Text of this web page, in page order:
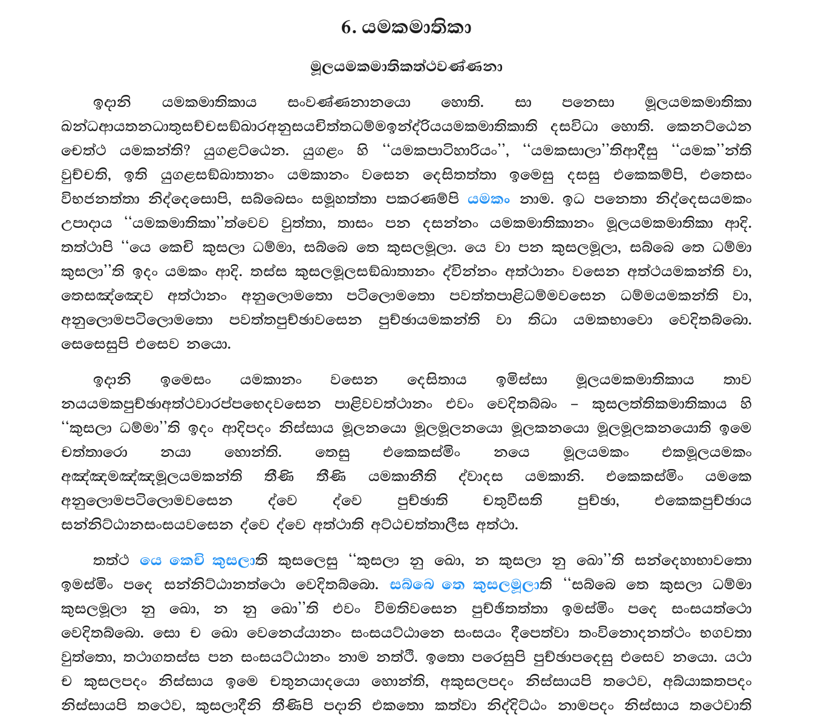
6. යමකමාතිකා
මූලයමකමාතිකත්ථවණ්ණනා
ඉදානි යමකමාතිකාය සංවණ්ණනානයො හොති. සා පනෙසා මූලයමකමාතිකා
ඛන්ධආයතනධාතුසච්චසඞ්ඛාරඅනුසයචිත්තධම්මඉන්ද්රියයමකමාතිකාති දසවිධා හොති. කෙනට්ඨෙන
චෙත්ථ යමකන්ති? යුගළට්ඨෙන. යුගළං හි ‘‘යමකපාටිහාරියං’’, ‘‘යමකසාලා’’තිආදීසු ‘‘යමක’’න්ති
වුච්චති, ඉති යුගළසඞ්ඛාතානං යමකානං වසෙන දෙසිතත්තා ඉමෙසු දසසු එකෙකම්පි, එතෙසං
විභජනත්තා නිද්දෙසොපි, සබ්බෙසං සමූහත්තා පකරණම්පියමකං නාම. ඉධ පනෙතා නිද්දෙසයමකං
උපාදාය ‘‘යමකමාතිකා’’ත්වෙව වුත්තා, තාසං පන දසන්නං යමකමාතිකානං මූලයමකමාතිකා ආදි.
තත්ථාපි ‘‘යෙ කෙචි කුසලා ධම්මා, සබ්බෙ තෙ කුසලමූලා. යෙ වා පන කුසලමූලා, සබ්බෙ තෙ ධම්මා
කුසලා’’ති ඉදං යමකං ආදි. තස්ස කුසලමූලසඞ්ඛාතානං ද්වින්නං අත්ථානං වසෙන අත්ථයමකන්ති වා,
තෙසඤ්ඤෙව අත්ථානං අනුලොමතො පටිලොමතො පවත්තපාළිධම්මවසෙන ධම්මයමකන්ති වා,
අනුලොමපටිලොමතො පවත්තපුච්ඡාවසෙන පුච්ඡායමකන්ති වා තිධා යමකභාවො වෙදිතබ්බො.
සෙසෙසුපි එසෙව නයො.
ඉදානි ඉමෙසං යමකානං වසෙන දෙසිතාය ඉමිස්සා මූලයමකමාතිකාය තාව
නයයමකපුච්ඡාඅත්ථවාරප්පභෙදවසෙන පාළිවවත්ථානං එවං වෙදිතබ්බං – කුසලත්තිකමාතිකාය හි
‘‘කුසලා ධම්මා’’ති ඉදං ආදිපදං නිස්සාය මූලනයො මූලමූලනයො මූලකනයො මූලමූලකනයොති ඉමෙ
චත්තාරො නයා හොන්ති. තෙසු එකෙකස්මිං නයෙ මූලයමකං එකමූලයමකං
අඤ්ඤමඤ්ඤමූලයමකන්ති තීණි තීණි යමකානීතිද්වාදස යමකානි. එකෙකස්මිං යමකෙ
අනුලොමපටිලොමවසෙන ද්වෙ ද්වෙ පුච්ඡාති චතුවීසති පුච්ඡා, එකෙකපුච්ඡාය
සන්නිට්ඨානසංසයවසෙන ද්වෙ ද්වෙ අත්ථාති අට්ඨචත්තාලීස අත්ථා.
තත්ථ යෙ කෙචි කුසලාති කුසලෙසු ‘‘කුසලා නු ඛො, න කුසලා නු ඛො’’ති සන්දෙහාභාවතො
ඉමස්මිං පදෙ සන්නිට්ඨානත්ථො වෙදිතබ්බො. සබ්බෙ තෙ කුසලමූලාති ‘‘සබ්බෙ තෙ කුසලා ධම්මා
කුසලමූලා නු ඛො, න නු ඛො’’ති එවං විමතිවසෙන පුච්ඡිතත්තා ඉමස්මිං පදෙ සංසයත්ථො
වෙදිතබ්බො. සො ච ඛො වෙනෙය්යානං සංසයට්ඨානෙ සංසයං දීපෙත්වා තංවිනොදනත්ථං භගවතා
වුත්තො, තථාගතස්ස පන සංසයට්ඨානං නාම නත්ථි. ඉතො පරෙසුපි පුච්ඡාපදෙසු එසෙව නයො. යථා
ච කුසලපදං නිස්සාය ඉමෙ චතුනයාදයො හොන්ති, අකුසලපදං නිස්සායපි තථෙව, අබ්යාකතපදං
නිස්සායපි තථෙව, කුසලාදීනි තීණිපි පදානි එකතො කත්වා නිද්දිට්ඨං නාමපදං නිස්සාය තථෙවාති